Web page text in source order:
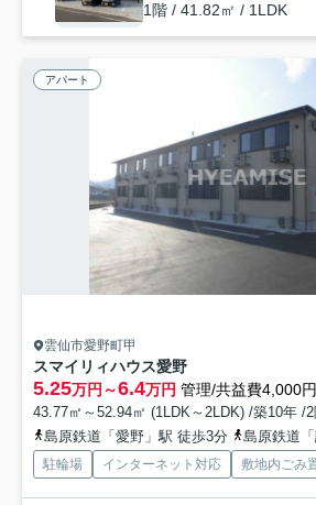
1階 / 41.82㎡ / 1LDK
アパート
雲仙市愛野町甲
スマイリィハウス愛野
5.25万円～6.4万円 管理/共益費4,000円
43.77㎡～52.94㎡ (1LDK～2LDK) /築10年 /2
島原鉄道「愛野」駅 徒歩3分
島原鉄道「
駐輪場 インターネット対応 敷地内ごみ